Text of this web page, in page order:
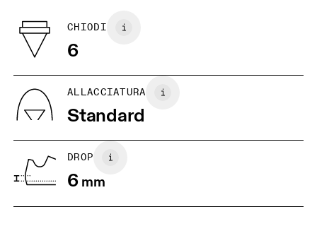
BR 33
JP
US 5
UK 3
Scorri in orizzontale per visualizzare la tabella
Tongue: 80% Polyester, 20% Polyurethane
Collar Lining: 100% Recycled Polyester
Paese d'origine
Vietnam
CHIODI
6
ALLACCIATURA
Standard
DROP
6mm